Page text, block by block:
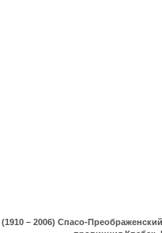
– 2006) Спасо-